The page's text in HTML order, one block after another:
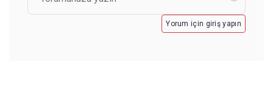
Yorum için giriş yapın